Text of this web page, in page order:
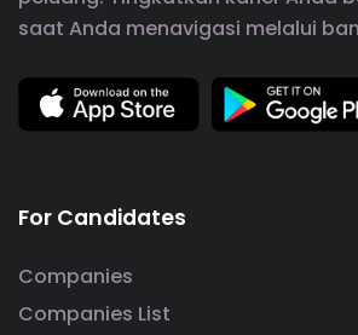
saat Anda menavigasi melalui
For Candidates
Companies
Companies List